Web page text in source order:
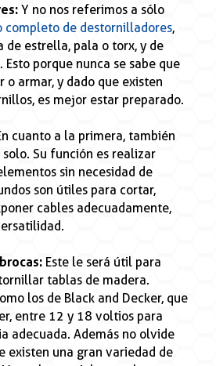
Y no nos referimos a sólo
completo de destornilladores,
de estrella, pala o torx, y de
porque nunca se sabe que
o armar, y dado que existen
es mejor estar preparado.
cuanto a la primera, también
Su función es realizar
sin necesidad de
son útiles para cortar,
cables adecuadamente,
Este le será útil para
tablas de madera.
los de Black and Decker, que
entre 12 y 18 voltios para
adecuada. Además no olvide
existen una gran variedad de